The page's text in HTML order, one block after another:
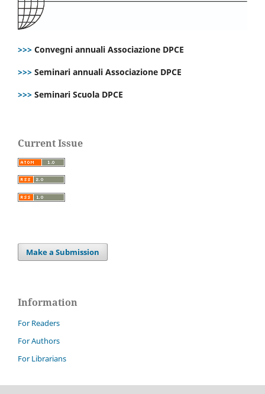
>>> Convegni annuali Associazione DPCE
>>> Seminari annuali Associazione DPCE
>>> Seminari Scuola DPCE
Current Issue
Make a Submission
Information
For Readers
For Authors
For Librarians